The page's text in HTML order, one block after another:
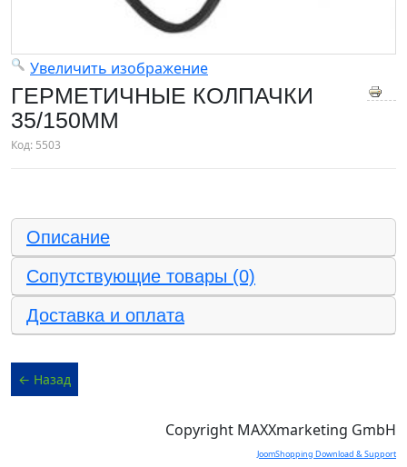
Увеличить изображение
ГЕРМЕТИЧНЫЕ КОЛПАЧКИ
35/150ММ
Код: 5503
Описание
Сопутствующие товары (0)
Доставка и оплата
Copyright MAXXmarketing GmbH
JoomShopping Download & Support